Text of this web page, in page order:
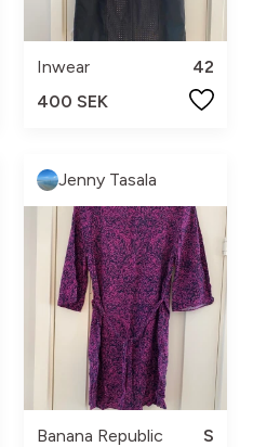
Inwear
42
400 SEK
Jenny Tasala
Banana Republic
S